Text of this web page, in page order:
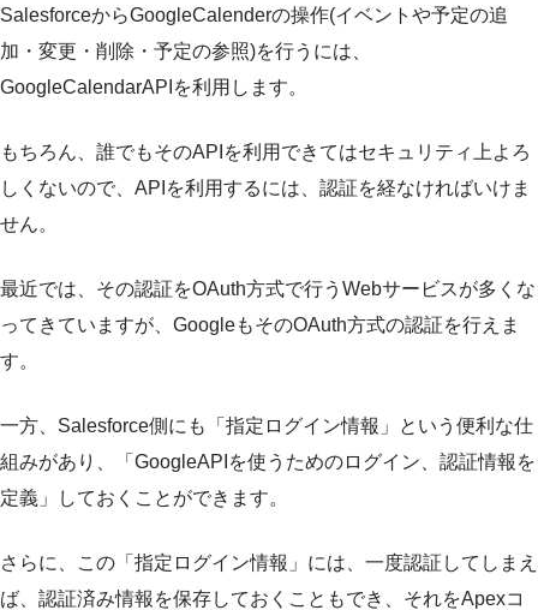
SalesforceからGoogleCalenderの操作(イベントや予定の追
加・変更・削除・予定の参照)を行うには、
GoogleCalendarAPIを利用します。
もちろん、誰でもそのAPIを利用できてはセキュリティ上よろ
しくないので、APIを利用するには、認証を経なければいけま
せん。
最近では、その認証をOAuth方式で行うWebサービスが多くな
ってきていますが、GoogleもそのOAuth方式の認証を行えま
す。
一方、Salesforce側にも「指定ログイン情報」という便利な仕
組みがあり、「GoogleAPIを使うためのログイン、認証情報を
定義」しておくことができます。
さらに、この「指定ログイン情報」には、一度認証してしまえ
ば、認証済み情報を保存しておくこともでき、それをApexコ